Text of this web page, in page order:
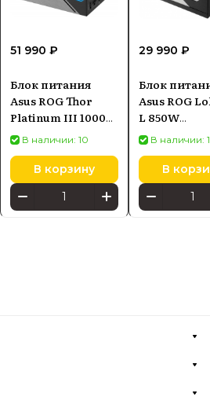
51 990 ₽
Блок питания
Asus ROG Thor
Platinum III 1000W
(90YE00V3B0NA00)
В наличии: 10
В корзину
29 990 ₽
Блок
Asus ROG
L 850W
В наличии:
В